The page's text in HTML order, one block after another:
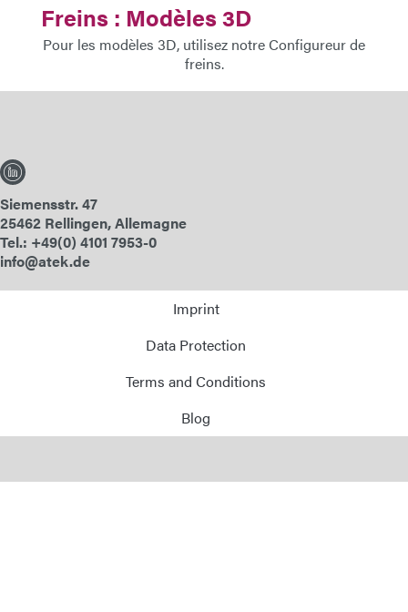
Freins : Modèles 3D
Pour les modèles 3D, utilisez notreConfigureur de
freins.
Siemensstr. 47
25462 Rellingen, Allemagne
Tel.: +49(0) 4101 7953-0
info@atek.de
Imprint
Data Protection
Terms and Conditions
Blog